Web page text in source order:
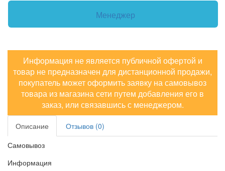
Менеджер
Информация не является публичной офертой и
товар не предназначен для дистанционной продажи,
покупатель может оформить заявку на самовывоз
товара из магазина сети путем добавления его в
заказ, или связавшись с менеджером.
Описание
Отзывов (0)
Самовывоз
Информация